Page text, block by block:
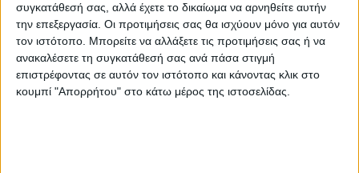
συγκατάθεσή σας, αλλά έχετε το δικαίωμα να αρνηθείτε αυτήν
την επεξεργασία. Οι προτιμήσεις σας θα ισχύουν μόνο για αυτόν
τον ιστότοπο. Μπορείτε να αλλάξετε τις προτιμήσεις σας ή να
ανακαλέσετε τη συγκατάθεσή σας ανά πάσα στιγμή
επιστρέφοντας σε αυτόν τον ιστότοπο και κάνοντας κλικ στο
κουμπί "Απορρήτου" στο κάτω μέρος της ιστοσελίδας.
ΠΑΡΟΜΟΙΑ ΑΡΘΡΑ